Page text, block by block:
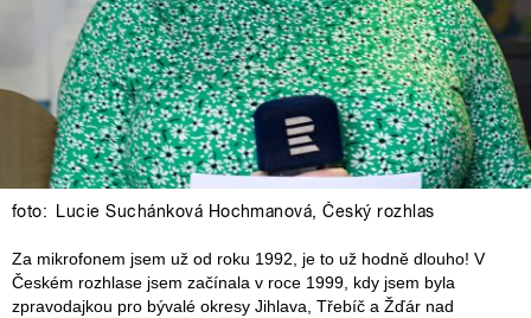
foto: Lucie Suchánková Hochmanová,Český rozhlas
Za mikrofonem jsem už od roku 1992, je to už hodně dlouho! V
Českém rozhlase jsem začínala v roce 1999, kdy jsem byla
zpravodajkou pro bývalé okresy Jihlava, Třebíč a Žďár nad